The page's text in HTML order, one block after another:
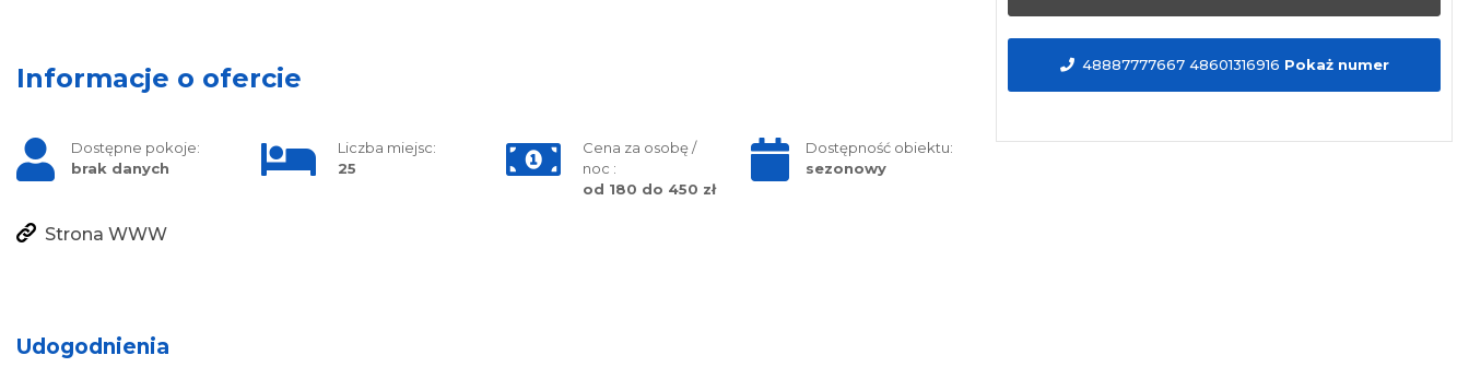
Informacje o ofercie
Dostępne pokoje:
brak danych
Liczba miejsc:
25
Cena za osobę /
noc :
od 180 do 450 zł
Dostępność obiektu:
sezonowy
Strona WWW
Udogodnienia
48887777667 48601316916 Pokaż numer